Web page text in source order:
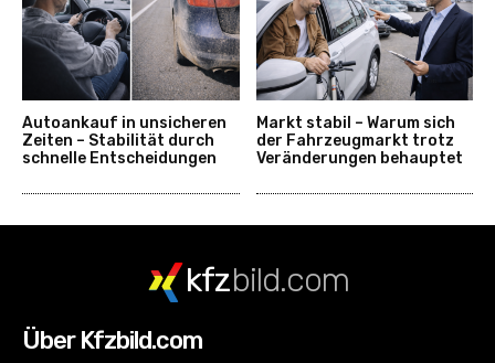
Autoankauf in unsicheren
Zeiten – Stabilität durch
schnelle Entscheidungen
Markt stabil – Warum sich
der Fahrzeugmarkt trotz
Veränderungen behauptet
kfzbild.com
Über Kfzbild.com